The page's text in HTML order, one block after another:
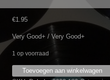
€1.95
Very Good+ / Very Good+
1 op voorraad
FridaToevoegen aan winkelwagen